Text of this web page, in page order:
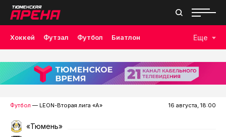
Хоккей Футзал Футбол Биатлон
Лыжные гонки Волейбол Плавание Дзюдо
Скалолазание Велоспорт Бокс
Еще
Футбол — LEON-Вторая лига «А» 16 августа, 18:00
«Тюмень»